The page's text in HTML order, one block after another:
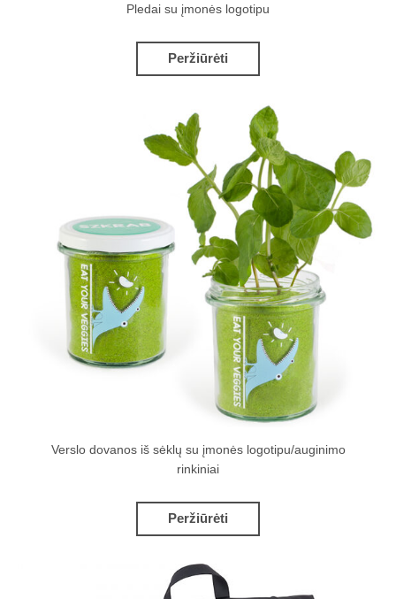
Pledai su įmonės logotipu
Peržiūrėti
Verslo dovanos iš sėklų su įmonės logotipu/auginimo
rinkiniai
Peržiūrėti